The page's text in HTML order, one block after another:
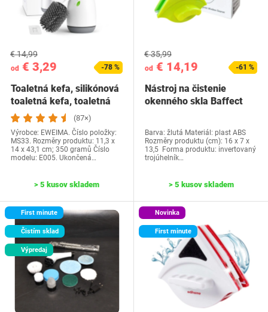
od € 3,29
€ 14,99
-78 %
Toaletná kefa, silikónová
toaletná kefa, toaletná
kefa…
(87×)
Výrobce: EWEIMA. Číslo položky:
MS33. Rozměry produktu: 11,3 x
14 x 43,1 cm; 350 gramů Číslo
modelu: E005. Ukončená…
> 5 kusov skladem
od € 14,19
€ 35,99
-61 %
Nástroj na čistenie
okenného skla Baffect
Barva: žlutá Materiál: plast ABS
Rozměry produktu (cm): 16 x 7 x
13,5 Forma produktu: invertovaný
trojúhelník…
> 5 kusov skladem
First minute
Čistím sklad
Výpredaj
Novinka
First minute